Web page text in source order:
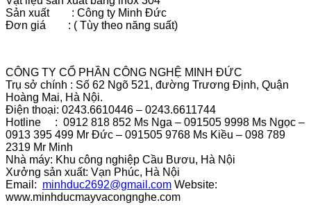
Sản xuất : Công ty Minh Đức
Đơn giá : ( Tùy theo năng suất)
CÔNG TY CỔ PHẦN CÔNG NGHỆ MINH ĐỨC
Trụ sở chính : Số 62 Ngõ 521, đường Trương Định, Quận
Hoàng Mai, Hà Nội.
Điện thoại: 0243.6610446 – 0243.6611744
Hotline : 0912 818 852 Ms Nga – 091505 9998 Ms Ngọc –
0913 395 499 Mr Đức – 091505 9768 Ms Kiều – 098 789
2319 Mr Minh
Nhà máy: Khu công nghiệp Cầu Bươu, Hà Nội
Xưởng sản xuất: Vạn Phúc, Hà Nội
Email: minhduc2692@gmail.com Website:
www.minhducmayvacongnghe.com